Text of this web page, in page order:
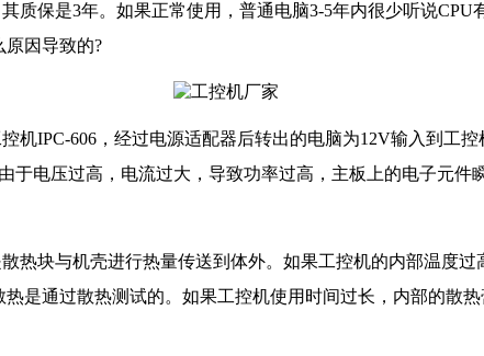
质保是3年。如果正常使用，普通电脑3-5年内很少听说
原因导致的?
IPC-606，经过电源适配器后转出的电脑为12V输入到工
电压过高，电流过大，导致功率过高，主板上的电子元件
热块与机壳进行热量传送到体外。如果工控机的内部温度
是通过散热测试的。如果工控机使用时间过长，内部的散